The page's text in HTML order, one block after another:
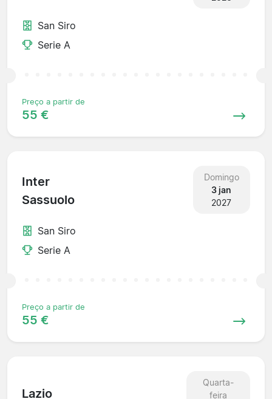
San Siro
Serie A
Preço a partir de
55 €
Inter
Sassuolo
Domingo
3 jan
2027
San Siro
Serie A
Preço a partir de
55 €
Lazio
Quarta-
feira